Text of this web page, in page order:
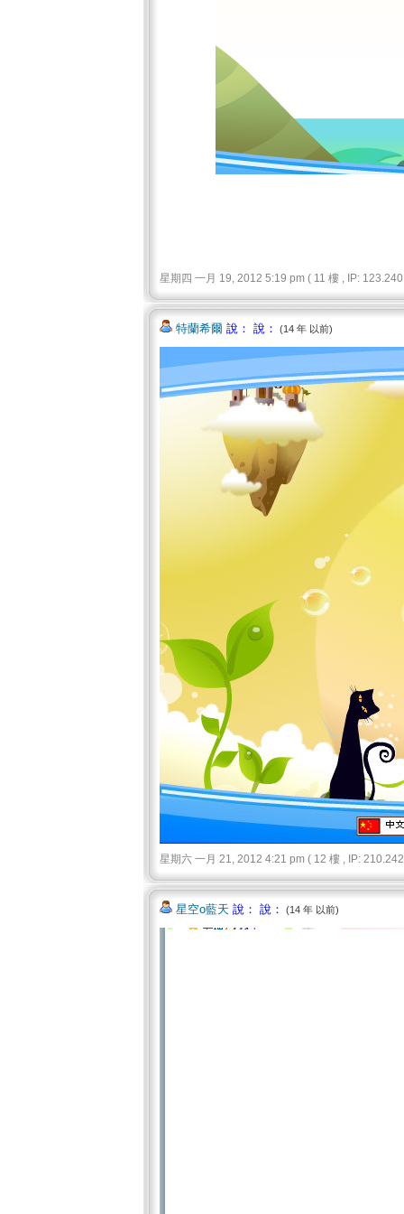
星期四 一月 19, 2012 5:19 pm ( 11 樓 , IP:
特蘭希爾 說： 說： (14 年 以前)
星期六 一月 21, 2012 4:21 pm ( 12 樓 , IP:
星空o藍天 說： 說： (14 年 以前)